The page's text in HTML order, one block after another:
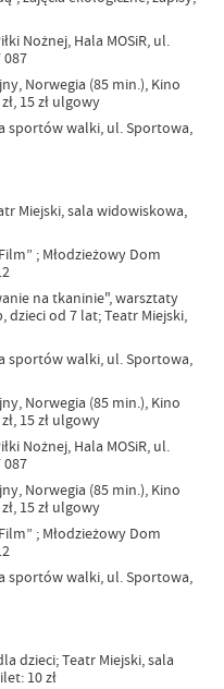
Nożnej, Hala MOSiR, ul.
087
Norwegia (85 min.), Kino
15 zł ulgowy
sportów walki, ul. Sportowa,
Miejski, sala widowiskowa,
; Młodzieżowy Dom
na tkaninie", warsztaty
dzieci od 7 lat; Teatr Miejski,
sportów walki, ul. Sportowa,
Norwegia (85 min.), Kino
15 zł ulgowy
Nożnej, Hala MOSiR, ul.
087
Norwegia (85 min.), Kino
15 zł ulgowy
; Młodzieżowy Dom
sportów walki, ul. Sportowa,
dzieci; Teatr Miejski, sala
10 zł